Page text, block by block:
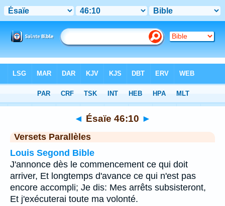
Chapitre 46> Verset 10
◄ Ésaïe 46:10 ►
Versets Parallèles
Louis Segond Bible
J'annonce dès le commencement ce qui doit
arriver, Et longtemps d'avance ce qui n'est pas
encore accompli; Je dis: Mes arrêts subsisteront,
Et j'exécuterai toute ma volonté.